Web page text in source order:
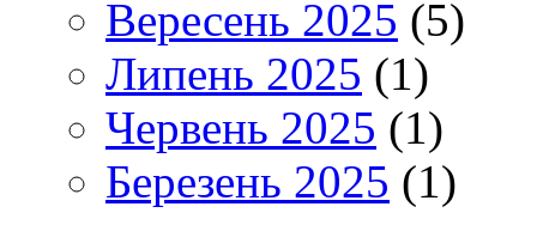
Вересень 2025 (5)
Липень 2025 (1)
Червень 2025 (1)
Березень 2025 (1)